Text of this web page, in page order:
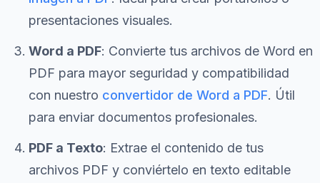
presentaciones visuales.
Word a PDF: Convierte tus archivos de Word en
PDF para mayor seguridad y compatibilidad
con nuestro convertidor de Word a PDF. Útil
para enviar documentos profesionales.
PDF a Texto: Extrae el contenido de tus
archivos PDF y conviértelo en texto editable